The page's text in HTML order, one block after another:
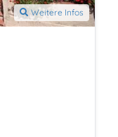
Weitere Infos